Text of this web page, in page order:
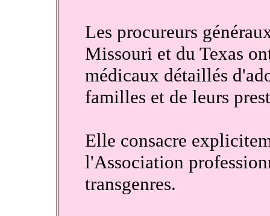
Les procureurs
Missouri et du Texas
médicaux détaillés
familles et de leurs
Elle consacre
l'Association
transgenres.